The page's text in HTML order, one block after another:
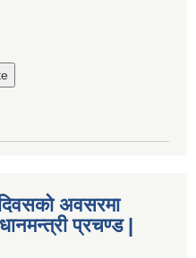
अवसरमा
प्रचण्ड |